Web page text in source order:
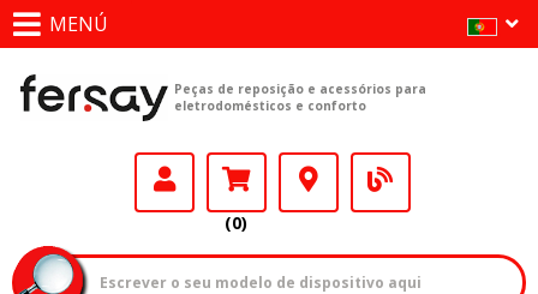
MENÚ
Peças de reposição e acessórios para
eletrodomésticos e conforto
(0)